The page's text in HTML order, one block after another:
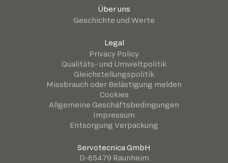
Über uns
Geschichte und Werte
Legal
Privacy Policy
Qualitäts- und Umweltpolitik
Gleichstellungspolitik
Missbrauch oder Belästigung melden
Cookies
Allgemeine Geschäftsbedingungen
Impressum
Entsorgung Verpackung
Servotecnica GmbH
D-65479 Raunheim